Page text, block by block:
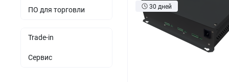
ПО для торговли
Trade-in
Сервис
30 дней